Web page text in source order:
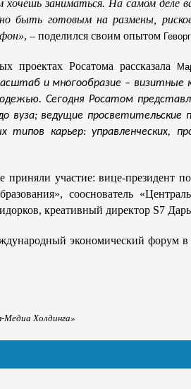
заниматься. На самом деле
быть готовым на размены,
, – поделился своим опытом
проектах Росатома рассказала
и многообразие – визитные
Сегодня Росатом
вуза; ведущие просветительские
типов карьер:
приняли участие: вице-президент
сооснователь
креативный директор S7
экономический форум
Медиа Холдинга»